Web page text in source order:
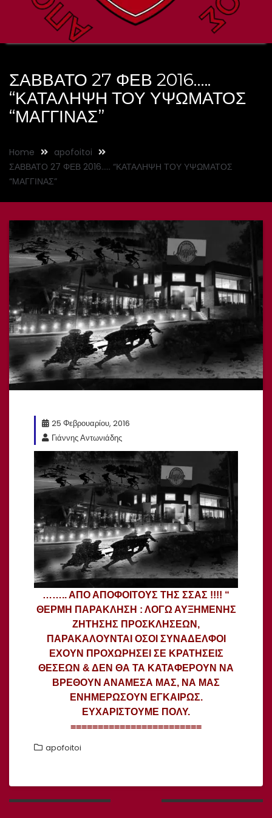
ΣΑΒΒΑΤΟ 27 ΦΕΒ 2016…..
“ΚΑΤΑΛΗΨΗ ΤΟΥ ΥΨΩΜΑΤΟΣ
“ΜΑΓΓΙΝΑΣ”
Home
apofoitoi
ΣΑΒΒΑΤΟ 27 ΦΕΒ 2016….. “ΚΑΤΑΛΗΨΗ ΤΟΥ ΥΨΩΜΑΤΟΣ
“ΜΑΓΓΙΝΑΣ”
25 Φεβρουαρίου, 2016
Γιάννης Αντωνιάδης
…….. ΑΠΟ ΑΠΟΦΟΙΤΟΥΣ ΤΗΣ ΣΣΑΣ !!!! “
ΘΕΡΜΗ ΠΑΡΑΚΛΗΣΗ : ΛΟΓΩ ΑΥΞΗΜΕΝΗΣ
ΖΗΤΗΣΗΣ ΠΡΟΣΚΛΗΣΕΩΝ,
ΠΑΡΑΚΑΛΟΥΝΤΑΙ ΟΣΟΙ ΣΥΝΑΔΕΛΦΟΙ
ΕΧΟΥΝ ΠΡΟΧΩΡΗΣΕΙ ΣΕ ΚΡΑΤΗΣΕΙΣ
ΘΕΣΕΩΝ & ΔΕΝ ΘΑ ΤΑ ΚΑΤΑΦΕΡΟΥΝ ΝΑ
ΒΡΕΘΟΥΝ ΑΝΑΜΕΣΑ ΜΑΣ, ΝΑ ΜΑΣ
ΕΝΗΜΕΡΩΣΟΥΝ ΕΓΚΑΙΡΩΣ.
ΕΥΧΑΡΙΣΤΟΥΜΕ ΠΟΛΥ.
========================
apofoitoi
Πλοήγηση